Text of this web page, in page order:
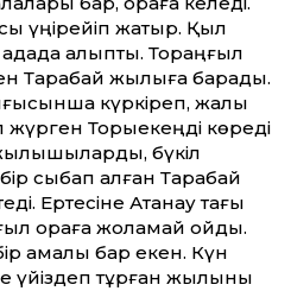
үңірейіп жатыр. Қыл
қалыпты. Тораңғыл
Тарақбай жылқыға барады.
күркіреп, жалы
жүрген Торыекеңді көреді
бүкіл
сыбап алған Тарақбай
Ертесіне Ақтанау тағы
қораға жоламай қойды.
амалы бар екен. Күн
тұрған жылқыны